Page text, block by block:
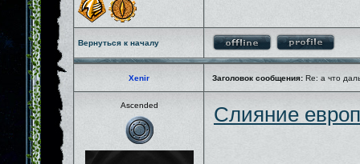
Вернуться к началу
Xenir Заголовок сообщения: Re: а что
Ascended Слияние